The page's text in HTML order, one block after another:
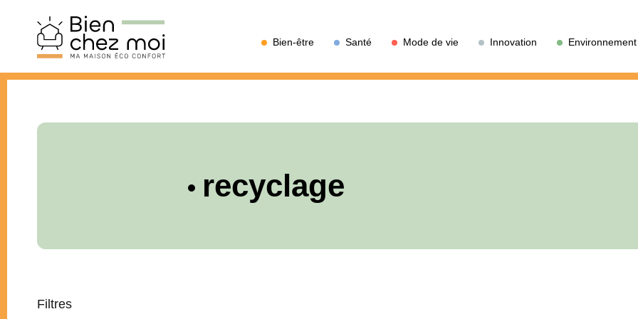
Bien-être Santé Mode de vie Innovation Environnement
recyclage
Filtres